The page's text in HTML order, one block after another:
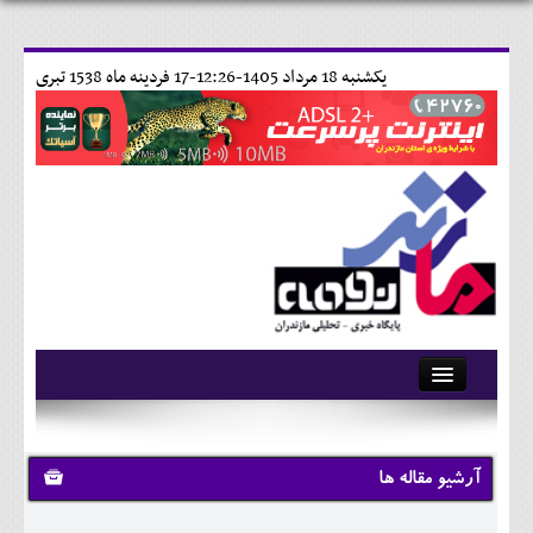
17 فردينه ماه 1538 تبری يکشنبه 18 مرداد 1405-12:26-
آرشیو
تماس با ما
وبلاگ
آرشیو مقاله ها